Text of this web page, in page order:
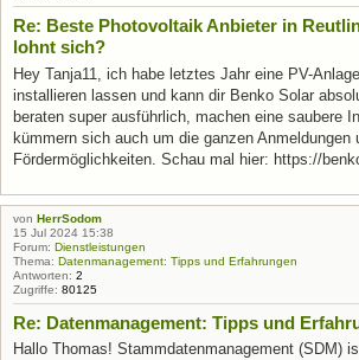
Re: Beste Photovoltaik Anbieter in
lohnt sich?
Hey Tanja11, ich habe letztes Jahr eine PV-
installieren lassen und kann dir Benko Solar
beraten super ausführlich, machen eine saubere
kümmern sich auch um die ganzen Anmeldungen
Fördermöglichkeiten. Schau mal hier: https://
von HerrSodom
15 Jul 2024 15:38
Forum: Dienstleistungen
Thema: Datenmanagement: Tipps und Erfahrungen
Antworten: 2
Zugriffe: 80125
Re: Datenmanagement: Tipps und
Hallo Thomas! Stammdatenmanagement (SDM)